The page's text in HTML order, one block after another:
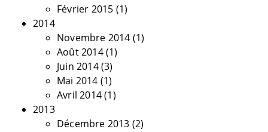
Février 2015 (1)
2014
Novembre 2014 (1)
Août 2014(1)
Juin 2014(3)
Mai 2014 (1)
Avril 2014(1)
2013
Décembre 2013 (2)